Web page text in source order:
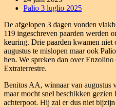
Palio 3 luglio 2025
De afgelopen 3 dagen vonden
119 ingeschreven paarden werden
keuring. Drie paarden kwamen niet
augustus te mislopen maar ook
hen. We spreken dan over
Extraterrestre.
Benitos AA, winnaar van augustus
maar mocht snel beschikken gezien
achterpoot. Hij zal er dus niet